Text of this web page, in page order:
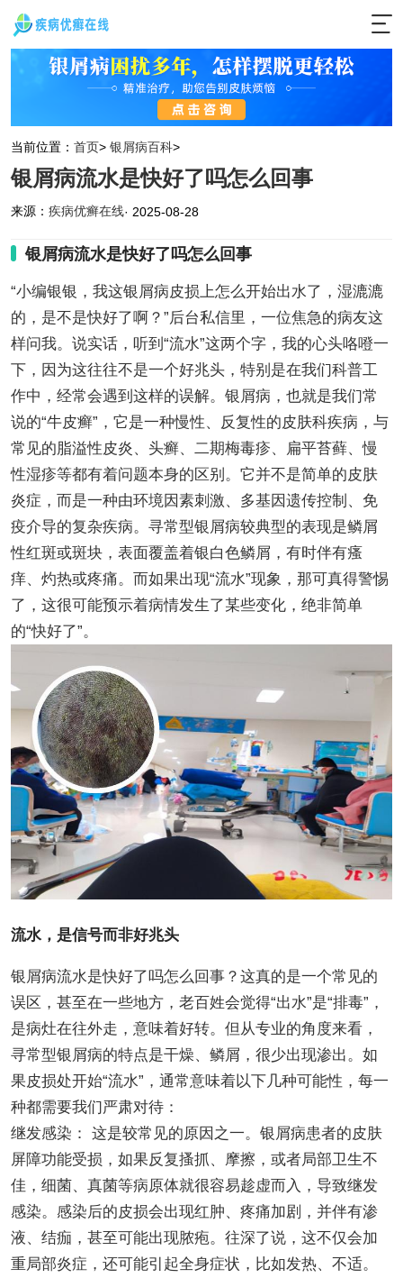
当前位置： 首页> 银屑病百科>
银屑病流水是快好了吗怎么回事
来源： 疾病优癣在线· 2025-08-28
银屑病流水是快好了吗怎么回事
“小编银银，我这银屑病皮损上怎么开始出水了，湿漉漉
的，是不是快好了啊？”后台私信里，一位焦急的病友这
样问我。说实话，听到“流水”这两个字，我的心头咯噔一
下，因为这往往不是一个好兆头，特别是在我们科普工
作中，经常会遇到这样的误解。银屑病，也就是我们常
说的“牛皮癣”，它是一种慢性、反复性的皮肤科疾病，与
常见的脂溢性皮炎、头癣、二期梅毒疹、扁平苔藓、慢
性湿疹等都有着问题本身的区别。它并不是简单的皮肤
炎症，而是一种由环境因素刺激、多基因遗传控制、免
疫介导的复杂疾病。寻常型银屑病较典型的表现是鳞屑
性红斑或斑块，表面覆盖着银白色鳞屑，有时伴有瘙
痒、灼热或疼痛。而如果出现“流水”现象，那可真得警惕
了，这很可能预示着病情发生了某些变化，绝非简单
的“快好了”。
流水，是信号而非好兆头
银屑病流水是快好了吗怎么回事？这真的是一个常见的
误区，甚至在一些地方，老百姓会觉得“出水”是“排毒”，
是病灶在往外走，意味着好转。但从专业的角度来看，
寻常型银屑病的特点是干燥、鳞屑，很少出现渗出。如
果皮损处开始“流水”，通常意味着以下几种可能性，每一
种都需要我们严肃对待：
继发感染： 这是较常见的原因之一。银屑病患者的皮肤
屏障功能受损，如果反复搔抓、摩擦，或者局部卫生不
佳，细菌、真菌等病原体就很容易趁虚而入，导致继发
感染。感染后的皮损会出现红肿、疼痛加剧，并伴有渗
液、结痂，甚至可能出现脓疱。往深了说，这不仅会加
重局部炎症，还可能引起全身症状，比如发热、不适。